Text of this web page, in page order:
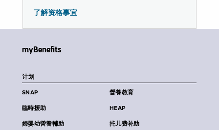
了解资格事宜
myBenefits
计划
SNAP 營養教育
臨時援助 HEAP
婦嬰幼營養輔助 扥儿费补助